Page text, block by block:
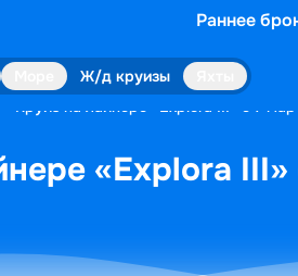
Раннее
Ж/д круизы
Круиз на лайнере «Explora III» с 7
«Explora